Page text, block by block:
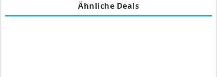
Ähnliche Deals